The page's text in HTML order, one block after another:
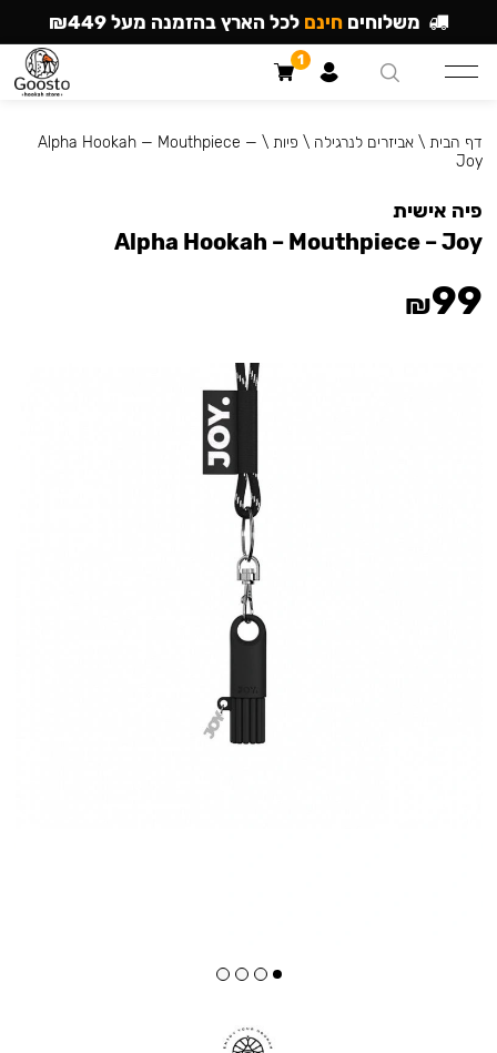
דף הבית \אביזרים לנרגילה \ פיות \
Alpha Hookah — Mouthpiece —
Joy
פיה אישית
Alpha Hookah – Mouthpiece – Joy
₪99
משלוחים חינם לכל הארץ בהזמנה מעל ₪449
1